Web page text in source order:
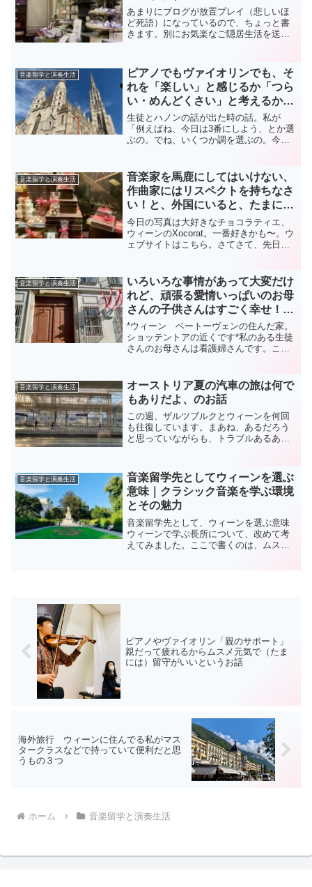
あまりにブログが放置プレイ（悲しいほ
ど死語）になっているので、ちょっと書
きます。別にお気楽なご隠居生活を送っ
しい部署で元気に楽しく働いていて、平
日は全く時間がないので週...
音楽留学と演奏生活
ピアノでもヴァイオリンでも、そ
れを「楽しい」と感じるか「つら
い・めんどくさい」と考えるかが
「分かれ目」というお話
生徒とハノンの話が出た時の話。私が
「例えばね、今日は3番にしよう、とか選
ぶの。でね、いくつか調を選ぶの。今日
ってはリズム練習のパターンが何個か
載...
音楽留学と演奏生活
音楽家を馬鹿にしてはいけない、
作曲家にはリスペクトを持ちなさ
い！と、外国にいると、たまには
腹の立つことのある話
今日の写真は大好きなチョコラティエ、
ウィーンのXocorat。一番好きかも〜。ウ
ェブサイトはこちら。さてさて、先日は
お話を書きましたが、もちろん例外もあ
ります。今日は、...
音楽留学と演奏生活
いろいろな事情があって大変だけ
れど、頑張る愛情いっぱいのお母
さんの子供さんはすごく幸せ！、
な件
*ウィーン ベートーヴェンの住んだ家。
ショッテントアの近くです*私のある生徒
さんのお母さんは看護婦さんです。この
いわゆる、「センスの良い子・教えがい
のある子」です。なに...
音楽留学と演奏生活
オーストリア夏の汽車の旅は何で
もありだよ、のお話
この週、ザルツブルクとウィーンを何回
も往復しています。まあね、あるだろう
と思っていながらも、トラブルあるあ
分、あげくの果てには「今はウィーンに
運行するのは不可能です」な...
音楽留学と演奏生活
音楽留学先としてウィーンを選ぶ
意味｜クラシック音楽を学ぶ環境
とその魅力
音楽留学先として、ウィーンを選ぶ意味
ウィーンで学ぶ長所について、改めて考
えてみました。ここで書くのは、ムスメ
ピアノやヴァイオリン「親のサポート」
親だって疲れるからムスメ元気で（たま
には）留守がいいというお話
海外旅行 ウィーンに住んでる私がマス
タークラスなどで持っていて便利だと思
うもの３つ
ホーム 音楽留学と演奏生活